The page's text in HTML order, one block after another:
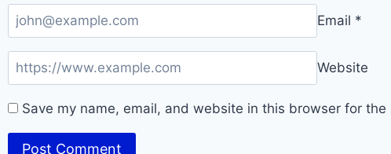
Email *
Website
Save my name, email, and website in this browser for